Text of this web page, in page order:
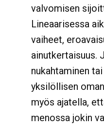
valvomisen
Lineaarisessa
vaiheet,
ainutkertaisuus.
nukahtaminen
yksilöllisen
myös ajatella,
menossa jokin